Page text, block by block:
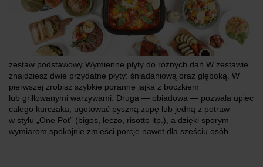
zestaw podstawowy Wymienne płyty do różnych dań W zestawie
znajdziesz dwie przydatne płyty: śniadaniową oraz głęboką. W
pierwszej zrobisz szybkie poranne jajka z boczkiem
lub grillowanymi warzywami. Druga — obiadowa — pozwala upiec
całego kurczaka, ugotować pyszną zupę lub jedną z potraw
w stylu „One Pot” (bigos, leczo, risotto itp.), a dzięki sporym
wymiarom spokojnie zmieści porcje nawet dla sześciu osób.